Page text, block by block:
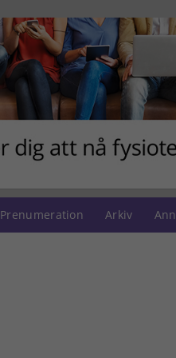
Prenumeration Arkiv